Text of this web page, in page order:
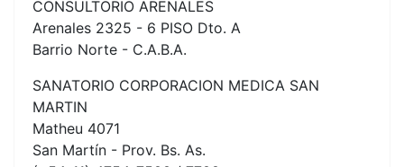
CONSULTORIO ARENALES
Arenales 2325 - 6 PISO Dto. A
Barrio Norte - C.A.B.A.
SANATORIO CORPORACION MEDICA SAN
MARTIN
Matheu 4071
San Martín - Prov. Bs. As.